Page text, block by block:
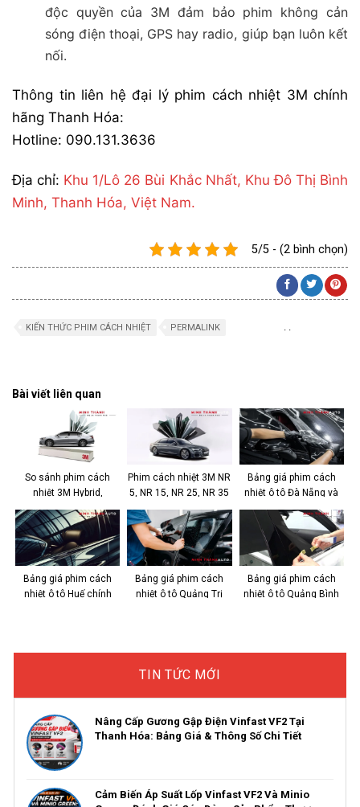
độc quyền của 3M đảm bảo phim không cản
sóng điện thoại, GPS hay radio, giúp bạn luôn kết
nối.
Thông tin liên hệ đại lý phim cách nhiệt 3M chính
hãng Thanh Hóa:
Hotline: 090.131.3636
Địa chỉ: Khu 1/Lô 26 Bùi Khắc Nhất, Khu Đô Thị Bình
Minh, Thanh Hóa, Việt Nam.
5/5 - (2 bình chọn)
KIẾN THỨC PHIM CÁCH NHIỆT PERMALINK
Bài viết liên quan
So sánh phim cách
nhiệt 3M Hybrid,
Crystalline & Ceramic
IR
Phim cách nhiệt 3M NR
5, NR 15, NR 25, NR 35
công nghệ Nano
Bảng giá phim cách
nhiệt ô tô Đà Nẵng và
kinh nghiệm chọn
Bảng giá phim cách
nhiệt ô tô Huế chính
Bảng giá phim cách
nhiệt ô tô Quảng Trị
Bảng giá phim cách
nhiệt ô tô Quảng Bình
TIN TỨC MỚI
Nâng Cấp Gương Gập Điện Vinfast VF2 Tại
Thanh Hóa: Bảng Giá & Thông Số Chi Tiết
Cảm Biến Áp Suất Lốp Vinfast VF2 Và Minio